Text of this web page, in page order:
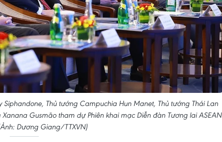
Thủ tướng Campuchia Hun Manet, Thủ tướng Thái Lan
Gusmão tham dự Phiên khai mạc Diễn đàn Tương lai ASEAN
Dương Giang/TTXVN)